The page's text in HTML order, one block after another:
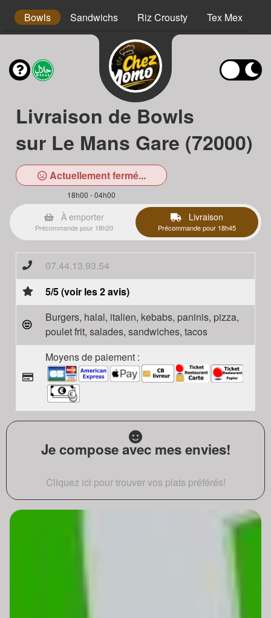
Bowls Sandwichs Riz Crousty Tex Mex
Livraison de Bowls
sur Le Mans Gare (72000)
Actuellement fermé...
18h00 - 04h00
À emporter
Précommande pour 18h20
Livraison
Précommande pour 18h45
07.44.13.93.54
5/5 (voir les 2 avis)
Burgers, halal, italien, kebabs, paninis, pizza,
poulet frit, salades, sandwiches, tacos
Moyens de paiement :
Je compose avec mes envies!
Cliquez ici pour trouver vos plats préférés!